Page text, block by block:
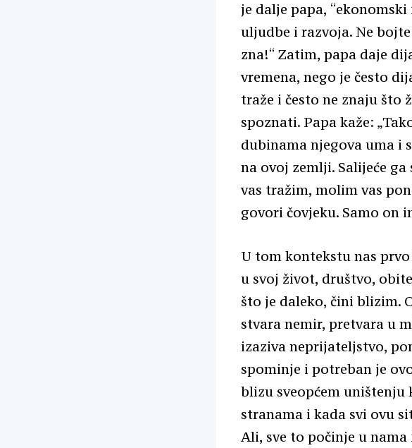
je dalje papa,
uljudbe i razvoja. Ne bojte
zna!“ Zatim, papa daje
vremena, nego je često
traže i često ne znaju što
spoznati. Papa kaže:
dubinama njegova uma i
na ovoj zemlji. Salijeće
vas tražim, molim vas
govori čovjeku. Samo on
U tom kontekstu nas
u svoj život, društvo,
što je daleko, čini blizim.
stvara nemir, pretvara u
izaziva neprijateljstvo,
spominje i potreban je
blizu sveopćem uništenju
stranama i kada svi ovu
Ali, sve to počinje u